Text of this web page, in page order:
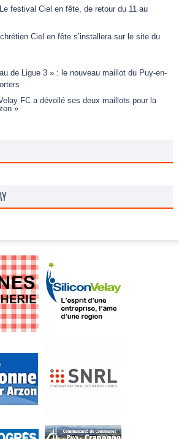
festival Ciel en fête, de retour du 11 au
Ciel en fête s’installera sur le site du
de Ligue 3 » : le nouveau maillot du Puy-en-
FC a dévoilé ses deux maillots pour la
»